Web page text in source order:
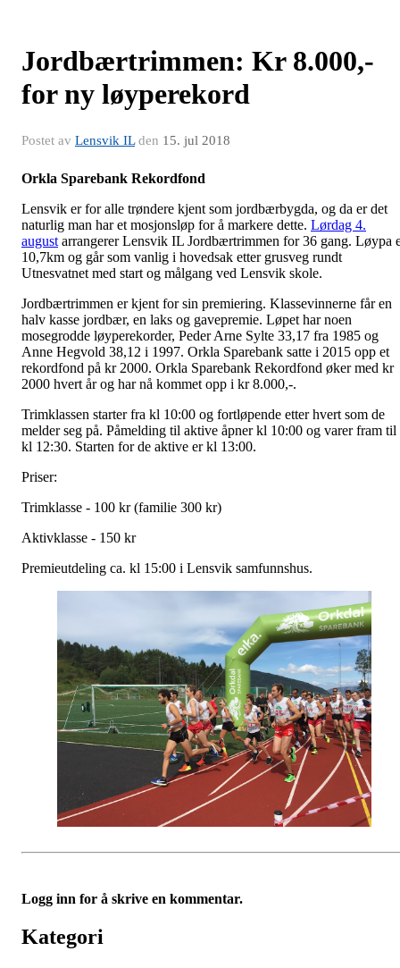
Jordbærtrimmen: Kr 8.000,-
for ny løyperekord
Postet av Lensvik ILden 15. jul 2018
Orkla Sparebank Rekordfond
Lensvik er for alle trøndere kjent som jordbærbygda, og da er det
naturlig man har et mosjonsløp for å markere dette. Lørdag 4.
august arrangerer Lensvik IL Jordbærtrimmen for 36 gang. Løypa
10,7km og går som vanlig i hovedsak etter grusveg rundt
Utnesvatnet med start og målgang ved Lensvik skole.
Jordbærtrimmen er kjent for sin premiering. Klassevinnerne får en
halv kasse jordbær, en laks og gavepremie. Løpet har noen
mosegrodde løyperekorder, Peder Arne Sylte 33,17 fra 1985 og
Anne Hegvold 38,12 i 1997. Orkla Sparebank satte i 2015 opp et
rekordfond på kr 2000. Orkla Sparebank Rekordfond øker med kr
2000 hvert år og har nå kommet opp i kr 8.000,-.
Trimklassen starter fra kl 10:00 og fortløpende etter hvert som de
melder seg på. Påmelding til aktive åpner kl 10:00 og varer fram til
kl 12:30. Starten for de aktive er kl 13:00.
Priser:
Trimklasse - 100 kr (familie 300 kr)
Aktivklasse - 150 kr
Premieutdeling ca. kl 15:00 i Lensvik samfunnshus.
Logg inn for å skrive en kommentar.
Kategori